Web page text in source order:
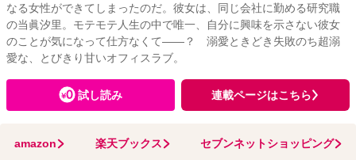
なる女性ができてしまったのだ。彼女は、同じ会社に勤める研究職
の当眞汐里。モテモテ人生の中で唯一、自分に興味を示さない彼女
のことが気になって仕方なくて――？ 溺愛ときどき失敗のち超溺
愛な、とびきり甘いオフィスラブ。
試し読み 連載ページはこちら
amazon 楽天ブックス セブンネットショッピング